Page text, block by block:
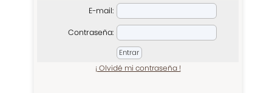
E-mail:
Contraseña:
¡ Olvidé mi contraseña !